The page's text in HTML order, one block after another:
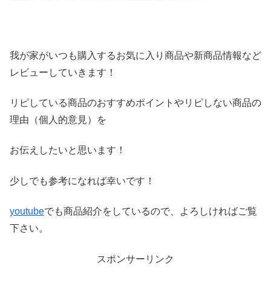
我が家がいつも購入するお気に入り商品や新商品情報など
レビ ューしていきます！
リピしている商品のおすすめポイントやリピしない商品の
理由（個人的意見）を
お伝えしたいと思います！
少しでも参考になれば幸いです！
youtubeでも商品紹介をしているので、よろしければご覧
下さい。
スポンサーリンク